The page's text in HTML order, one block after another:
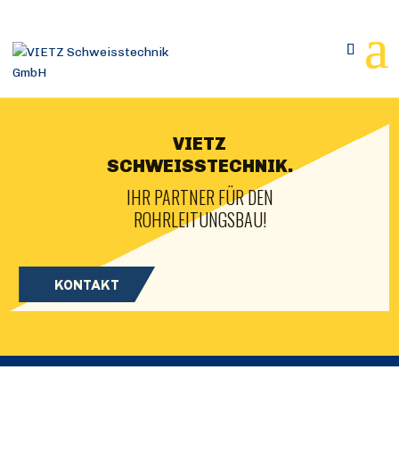
VIETZ
SCHWEISSTECHNIK.
IHR PARTNER FÜR DEN
ROHRLEITUNGSBAU!
KONTAKT